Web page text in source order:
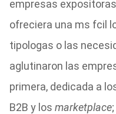
empresas
ofreciera una ms fcil
tipologas o las
aglutinaron las
primera, dedicada a
B2B y los marketplace